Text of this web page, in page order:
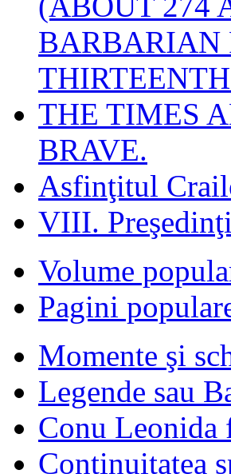
BARBARIAN
THE TIMES
BRAVE.
Asfinţitul
VIII.
Volume
Pagini
Momente şi
Legende sau
Conu Leonida
Continuitatea